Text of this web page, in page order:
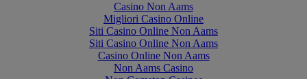
Casino Non Aams
Migliori Casino Online
Siti Casino Online Non Aams
Siti Casino Online Non Aams
Casino Online Non Aams
Non Aams Casino